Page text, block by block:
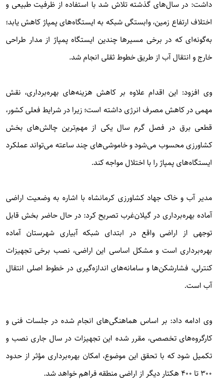
داشت: در سال‌های گذشته تلاش شد با استفاده از ظرفیت طبیعی و
اختلاف ارتفاع زمین، وابستگی شبکه به ایستگاه‌های پمپاژ کاهش یابد؛
به‌گونه‌ای که در برخی مسیرها چندین ایستگاه پمپاژ از مدار طراحی
خارج و انتقال آب از طریق خطوط ثقلی انجام شد.
وی افزود: این اقدام علاوه بر کاهش هزینه‌های بهره‌برداری، نقش
مهمی در کاهش مصرف انرژی داشته است؛ زیرا در شرایط فعلی کشور،
قطعی برق در فصل گرم سال یکی از مهم‌ترین چالش‌های بخش
کشاورزی محسوب می‌شود و خاموشی‌های چند ساعته می‌تواند عملکرد
ایستگاه‌های پمپاژ را با اختلال مواجه کند.
مدیر آب و خاک جهاد کشاورزی کرمانشاه با اشاره به وضعیت اراضی
آماده بهره‌برداری در گیلان‌غرب تصریح کرد: در حال حاضر بخش قابل
توجهی از اراضی واقع در ابتدای شبکه آبیاری شهرستان آماده
بهره‌برداری است و مشکل اساسی این اراضی، نصب برخی تجهیزات
کنترلی، فشارشکن‌ها و سامانه‌های اندازه‌گیری در خطوط اصلی انتقال
آب است.
وی ادامه داد: بر اساس هماهنگی‌های انجام شده در جلسات فنی و
کارگروه‌های تخصصی، مقرر شده این تجهیزات در سال جاری نصب و
تکمیل شود که با تحقق این موضوع، امکان بهره‌برداری مؤثر از حدود
۳۰۰ تا ۴۰۰ هکتار دیگر از اراضی منطقه فراهم خواهد شد.